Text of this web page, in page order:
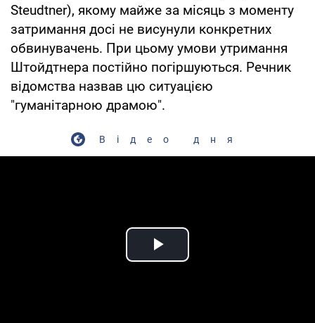
Steudtner), якому майже за місяць з моменту
затримання досі не висунули конкретних
обвинувачень. При цьому умови утримання
Штойдтнера постійно погіршуються. Речник
відомства назвав цю ситуацією
"гуманітарною драмою".
Відео дня
Play Video